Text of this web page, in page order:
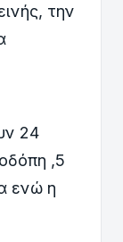
την
24
,5
ενώ η